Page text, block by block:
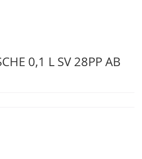
0,1 L SV 28PP AB